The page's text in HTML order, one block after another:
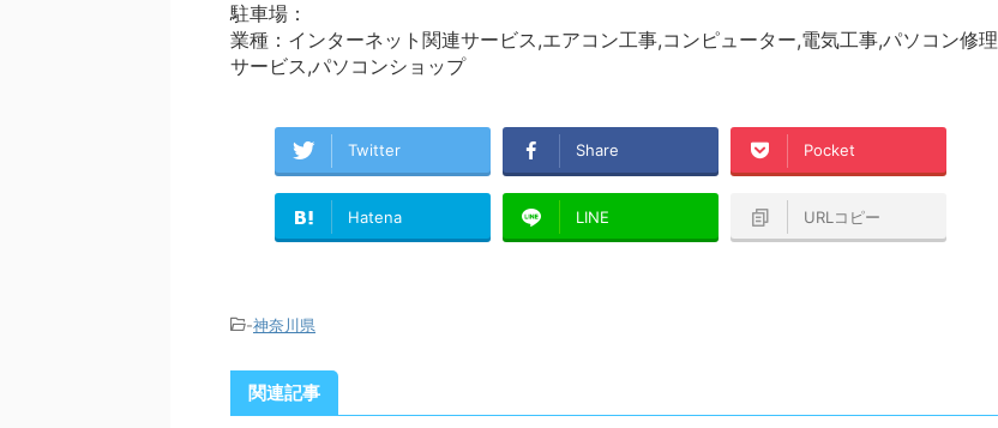
駐車場：
業種：インターネット関連サービス,エアコン工事,コンピューター,電気工事,パソコン修理
サービス,パソコンショップ
Twitter Share Pocket
Hatena LINE URLコピー
-神奈川県
関連記事